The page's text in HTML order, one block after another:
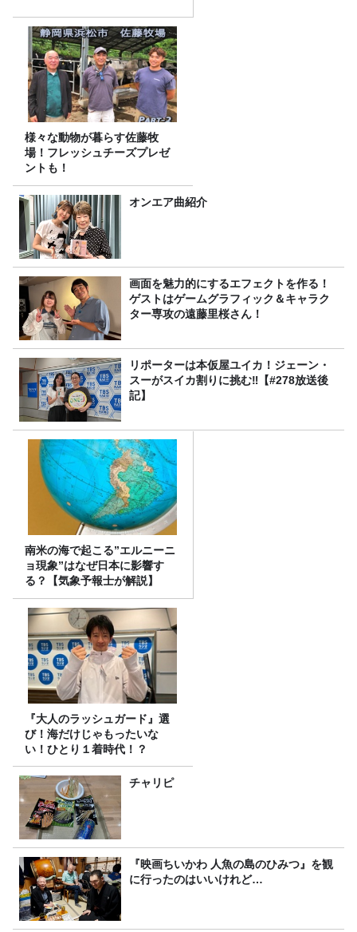
様々な動物が暮らす佐藤牧
場！フレッシュチーズプレゼ
ントも！
オンエア曲紹介
画面を魅力的にするエフェクトを作る！
ゲストはゲームグラフィック＆キャラク
ター専攻の遠藤里桜さん！
リポーターは本仮屋ユイカ！ジェーン・
スーがスイカ割りに挑む‼【#278放送後
記】
南米の海で起こる”エルニーニ
ョ現象”はなぜ日本に影響す
る？【気象予報士が解説】
『大人のラッシュガード』選
び！海だけじゃもったいな
い！ひとり１着時代！？
チャリピ
『映画ちいかわ 人魚の島のひみつ』を観
に行ったのはいいけれど…